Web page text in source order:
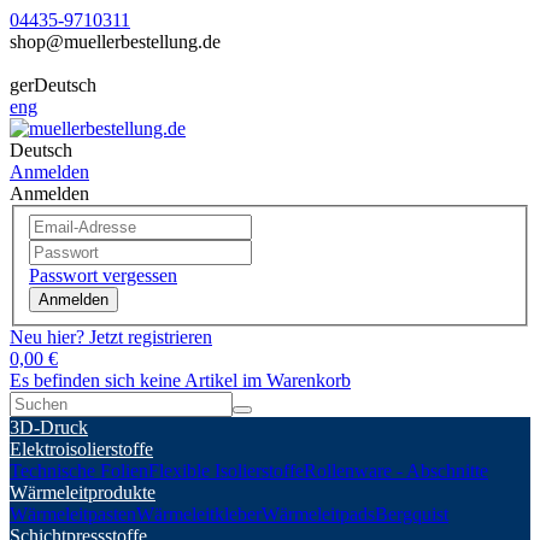
04435-9710311
shop@muellerbestellung.de
gerDeutsch
eng
Deutsch
Anmelden
Anmelden
Passwort vergessen
Anmelden
Neu hier? Jetzt registrieren
0,00 €
Es befinden sich keine Artikel im Warenkorb
3D-Druck
Elektroisolierstoffe
Technische FolienFlexible IsolierstoffeRollenware - Abschnitte
Wärmeleitprodukte
WärmeleitpastenWärmeleitkleberWärmeleitpadsBergquist
Schichtpressstoffe